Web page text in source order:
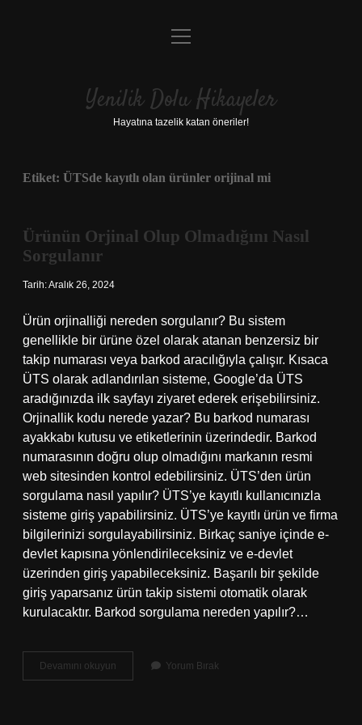
Anasayfa
Yasal Uyarı
menüyü
Yenilik Dolu Hikayeler
Hayatına tazelik katan öneriler!
Etiket: ÜTSde kayıtlı olan ürünler orijinal mi
Ürünün Orjinal Olup Olmadığını Nasıl
Sorgulanır
Tarih: Aralık 26, 2024
Ürün orjinalliği nereden sorgulanır? Bu sistem
genellikle bir ürüne özel olarak atanan benzersiz bir
takip numarası veya barkod aracılığıyla çalışır. Kısaca
ÜTS olarak adlandırılan sisteme, Google’da ÜTS
aradığınızda ilk sayfayı ziyaret ederek erişebilirsiniz.
Orjinallik kodu nerede yazar? Bu barkod numarası
ayakkabı kutusu ve etiketlerinin üzerindedir. Barkod
numarasının doğru olup olmadığını markanın resmi
web sitesinden kontrol edebilirsiniz. ÜTS’den ürün
sorgulama nasıl yapılır? ÜTS’ye kayıtlı kullanıcınızla
sisteme giriş yapabilirsiniz. ÜTS’ye kayıtlı ürün ve firma
bilgilerinizi sorgulayabilirsiniz. Birkaç saniye içinde e-
devlet kapısına yönlendirileceksiniz ve e-devlet
üzerinden giriş yapabileceksiniz. Başarılı bir şekilde
giriş yaparsanız ürün takip sistemi otomatik olarak
kurulacaktır. Barkod sorgulama nereden yapılır?…
Devamını okuyun
Orjinal
Yorum Bırak